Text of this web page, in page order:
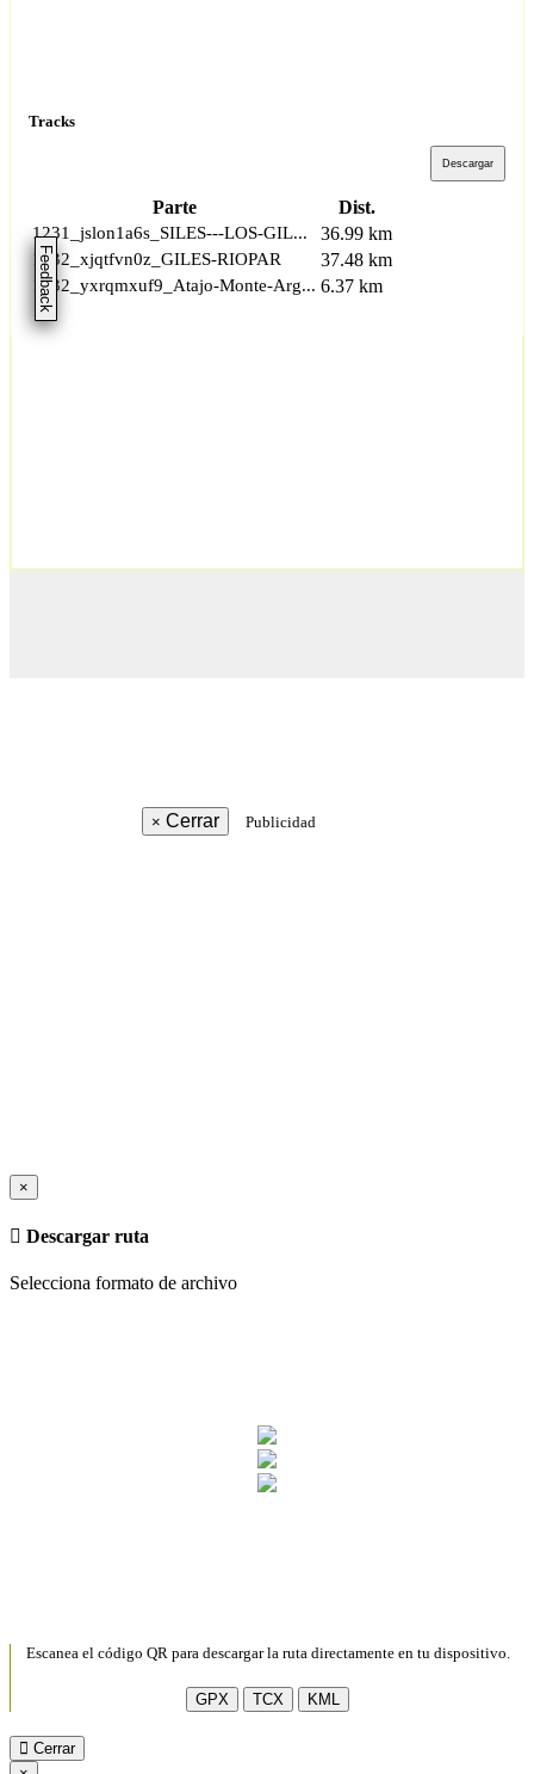
Feedback
Tracks
Descargar
Parte Dist.
1231_jslon1a6s_SILES---LOS-GIL... 36.99 km
1232_xjqtfvn0z_GILES-RIOPAR 37.48 km
1232_yxrqmxuf9_Atajo-Monte-Arg... 6.37 km
× Cerrar Publicidad
×
Descargar ruta
Selecciona formato de archivo
Escanea el código QR para descargar la ruta directamente en tu dispositivo.
GPX TCX KML
Cerrar